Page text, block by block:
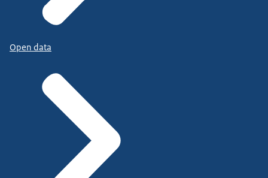
Open data